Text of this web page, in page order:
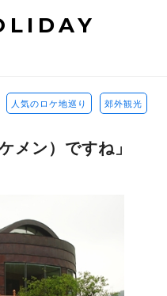
人気のロケ地巡り 郊外観光
メン）ですね」